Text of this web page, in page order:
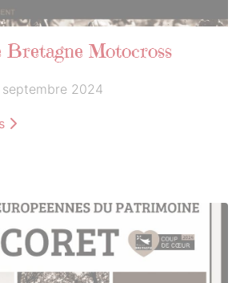
Bretagne Motocross
2024